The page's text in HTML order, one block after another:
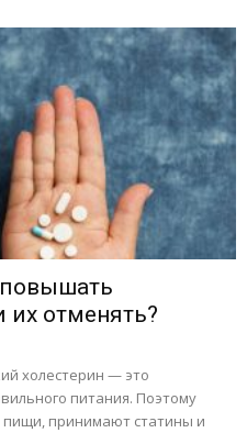
повышать
их отменять?
холестерин — это
питания. Поэтому
принимают статины и